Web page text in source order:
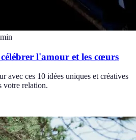
min
l'amour et les cœurs
avec ces 10 idées uniques et créatives
votre relation.